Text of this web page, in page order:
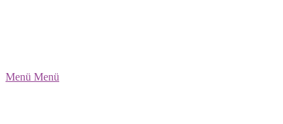
Menü Menü